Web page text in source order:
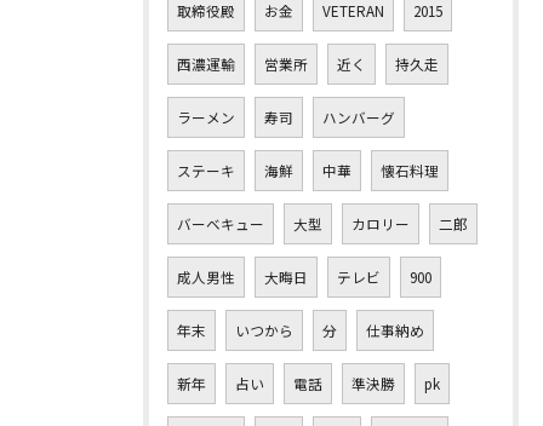
取締役殿 お金 VETERAN 2015
西濃運輸 営業所 近く 持久走
ラーメン 寿司 ハンバーグ
ステーキ 海鮮 中華 懐石料理
バーベキュー 大型 カロリー 二郎
成人男性 大晦日 テレビ 900
年末 いつから 分 仕事納め
新年 占い 電話 準決勝 pk